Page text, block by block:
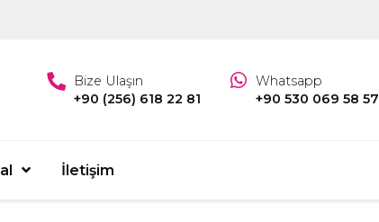
Bize Ulaşın
+90 (256) 618 22 81
Whatsapp
+90 530 069 58 57
İletişim